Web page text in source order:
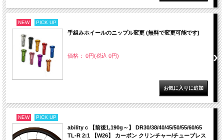
NEW PICK UP
手組みホイールのニップル変更 (無料で変更可能です)
価格： 0円(税込 0円)
NEW PICK UP
ability c 【前後1,190g～】 DR30/38/40/45/50/55/60/65
TL-R 2:1 【W26】 カーボン クリンチャー/チューブレス